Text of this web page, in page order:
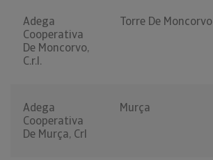
Adega
Cooperativa
De Moncorvo,
C.r.l.
Torre De Moncorvo
Adega
Cooperativa
De Murça, Crl
Murça